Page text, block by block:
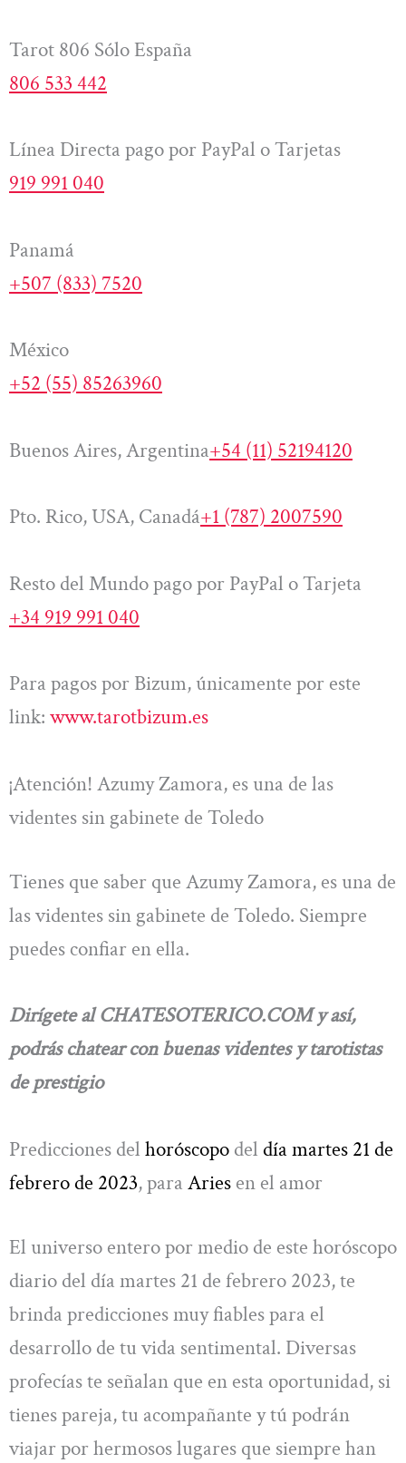
Tarot 806 Sólo España
806 533 442
Línea Directa pago por PayPal o Tarjetas
919 991 040
Panamá
+507 (833) 7520
México
+52 (55) 85263960
Buenos Aires, Argentina+54 (11) 52194120
Pto. Rico, USA, Canadá+1 (787) 2007590
Resto del Mundo pago por PayPal o Tarjeta
+34 919 991 040
Para pagos por Bizum, únicamente por este
link: www.tarotbizum.es
¡Atención! Azumy Zamora, es una de las
videntes sin gabinete de Toledo
Tienes que saber que Azumy Zamora, es una de
las videntes sin gabinete de Toledo. Siempre
puedes confiar en ella.
Dirígete al CHATESOTERICO.COM y así,
podrás chatear con buenas videntes y tarotistas
de prestigio
Predicciones del horóscopo del día martes 21 de
febrero de 2023, para Aries en el amor
El universo entero por medio de este horóscopo
diario del día martes 21 de febrero 2023, te
brinda predicciones muy fiables para el
desarrollo de tu vida sentimental. Diversas
profecías te señalan que en esta oportunidad, si
tienes pareja, tu acompañante y tú podrán
viajar por hermosos lugares que siempre han